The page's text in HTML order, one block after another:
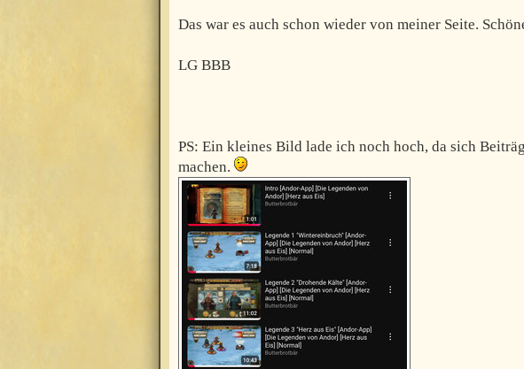
Das war es auch schon wieder von meiner Seite.
LG BBB
PS: Ein kleines Bild lade ich noch hoch, da sich
machen.